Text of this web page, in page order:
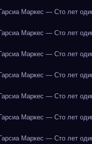
Маркес — Сто лет
Маркес — Сто лет
Маркес — Сто лет
Маркес — Сто лет
Маркес — Сто лет
Маркес — Сто лет
Маркес — Сто лет